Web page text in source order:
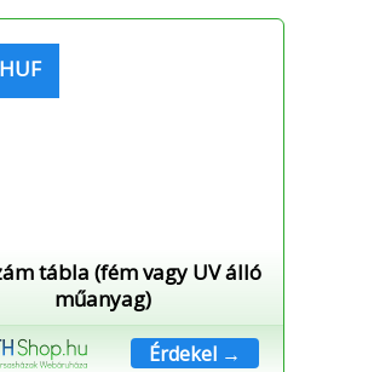
tábla (fém vagy UV álló
műanyag)
Érdekel →